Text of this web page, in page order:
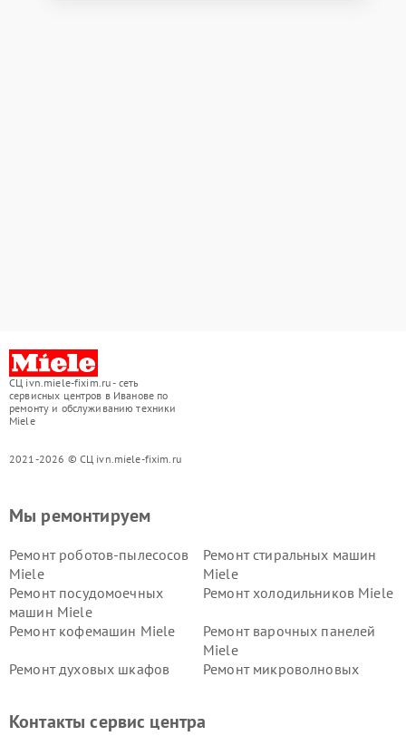
СЦ ivn.miele-fixim.ru - сеть
сервисных центров в Иванове по
ремонту и обслуживанию техники
Miele
2021-2026 © СЦ ivn.miele-fixim.ru
Мы ремонтируем
Ремонт роботов-пылесосов
Miele
Ремонт стиральных машин
Miele
Ремонт посудомоечных
машин Miele
Ремонт холодильников Miele
Ремонт кофемашин Miele
Ремонт варочных панелей
Miele
Ремонт духовых шкафов
Ремонт микроволновых
Miele
Контакты сервис центра